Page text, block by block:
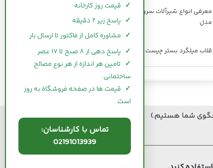
معرفی انواع شیرآلات سرویس بهداشتی + بررسی هر
مدل
قلاب میلگرد بستر چیست و چه کاربردهایی دارد؟
✓ قیمت روز کارخانه
✓ پاسخ زیر ۲ دقیقه
✓ مشاوره کامل از فاکتور تا ارسال بار
✓ پاسخ دهی از ۸ صبح تا ۱۷ عصر
✓ تامین هر اندازه از هر نوع مصالح
ساختمانی
✓ قیمت ها در صفحه فروشگاه به روز
است
تماس با کارشناسان:
02191013939